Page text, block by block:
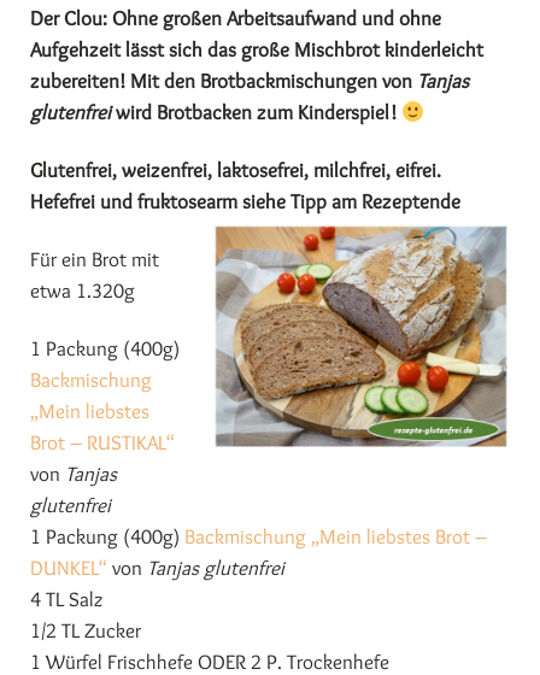
Der Clou: Ohne großen Arbeitsaufwand und ohne
Aufgehzeit lässt sich das große Mischbrot kinderleicht
zubereiten! Mit den Brotbackmischungen von Tanjas
glutenfreiwird Brotbacken zum Kinderspiel!
Glutenfrei, weizenfrei, laktosefrei, milchfrei, eifrei.
Hefefrei und fruktosearm siehe Tipp am Rezeptende
Für ein Brot mit
etwa 1.320g
1 Packung (400g)
Backmischung
„Mein liebstes
Brot – RUSTIKAL“
von Tanjas
glutenfrei
1 Packung (400g) Backmischung „Mein liebstes Brot –
DUNKEL“ von Tanjas glutenfrei
4 TL Salz
1/2 TL Zucker
1 Würfel Frischhefe ODER 2 P. Trockenhefe